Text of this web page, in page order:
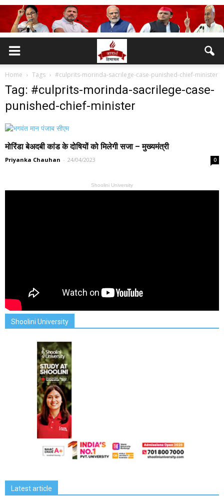
Home Tags #culprits-morinda-sacrilege-case-punished-chief-minister
Tag: #culprits-morinda-sacrilege-case-
punished-chief-minister
मोरिंडा बेअदबी कांड के दोषियों को मिलेगी सजा – मुख्यमंत्री
Priyanka Chauhan - 24/04/2023 0
Shoolini University
Shoolini University
Latest article